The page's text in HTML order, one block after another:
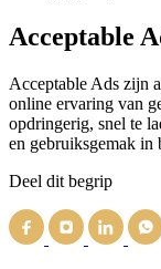
Acceptable
Acceptable Ads zijn
online ervaring van
opdringerig, snel te
en gebruiksgemak in
Deel dit begrip